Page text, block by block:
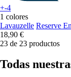
+-4
1 colores
Lavauzelle Reserve
18,90 €
23 de 23 productos
Todas